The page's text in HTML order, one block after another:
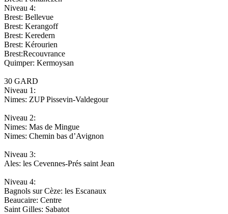
Niveau 4:
Brest: Bellevue
Brest: Kerangoff
Brest: Keredern
Brest: Kérourien
Brest:Recouvrance
Quimper: Kermoysan
30 GARD
Niveau 1:
Nimes: ZUP Pissevin-Valdegour
Niveau 2:
Nimes: Mas de Mingue
Nimes: Chemin bas d’Avignon
Niveau 3:
Ales: les Cevennes-Prés saint Jean
Niveau 4:
Bagnols sur Cèze: les Escanaux
Beaucaire: Centre
Saint Gilles: Sabatot